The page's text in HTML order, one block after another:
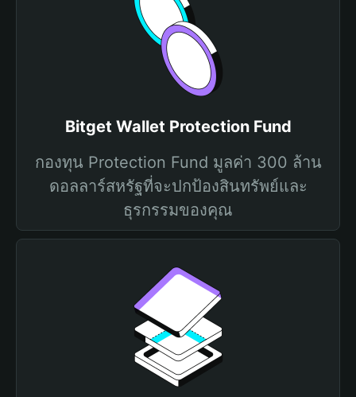
Bitget Wallet Protection Fund
กองทุน Protection Fund มูลค่า 300 ล้าน
ดอลลาร์สหรัฐที่จะปกป้องสินทรัพย์และ
ธุรกรรมของคุณ